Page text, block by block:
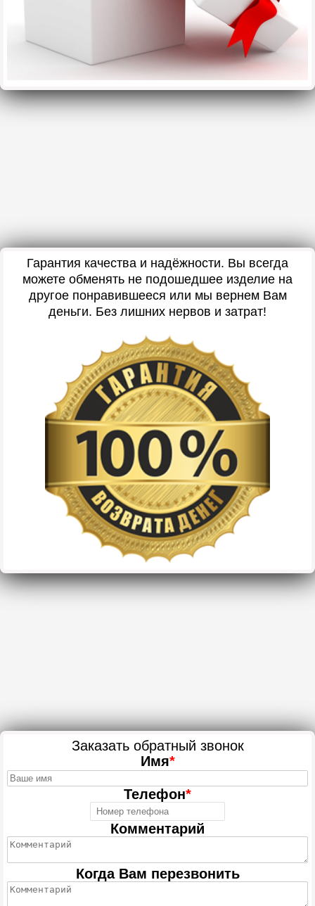
Гарантия качества и надёжности. Вы всегда
можете обменять не подошедшее изделие на
другое понравившееся или мы вернем Вам
деньги. Без лишних нервов и затрат!
Заказать обратный звонок
Имя*
Телефон*
Комментарий
Когда Вам перезвонить